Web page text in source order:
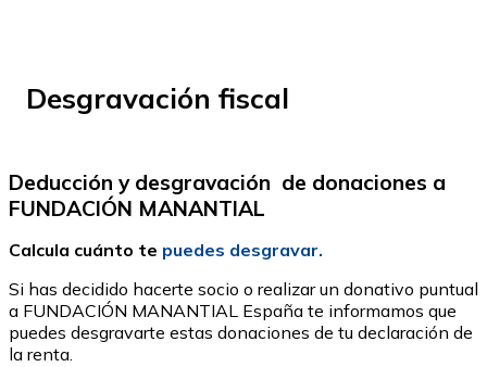
Desgravación fiscal
Deducción y desgravación de donaciones a
FUNDACIÓN MANANTIAL
Calcula cuánto te puedes desgravar.
Si has decidido hacerte socio o realizar un donativo puntual
a FUNDACIÓN MANANTIAL España te informamos que
puedes desgravarte estas donaciones de tu declaración de
la renta.